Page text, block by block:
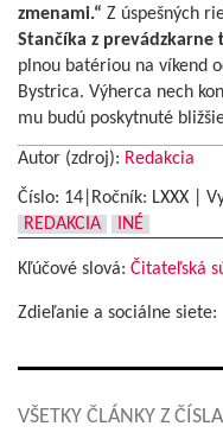
zmenami.“ Z úspešných
Stančíka z prevádzkarne
plnou batériou na víkend
Bystrica. Výherca nech
mu budú poskytnuté
Autor (zdroj): Redakcia
Číslo: 14|Ročník: LXXX |
REDAKCIA
INÉ
Kľúčové slová: Čitateľská
Zdieľanie a sociálne siete:
VŠETKY ČLÁNKY Z